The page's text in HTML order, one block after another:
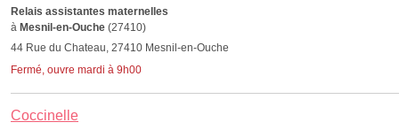
Relais assistantes maternelles
à Mesnil-en-Ouche (27410)
44 Rue du Chateau, 27410 Mesnil-en-Ouche
Fermé, ouvre mardi à 9h00
Coccinelle